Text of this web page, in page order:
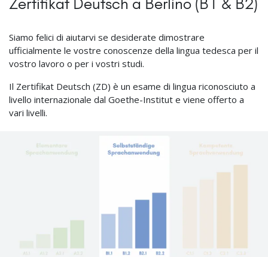
Zertifikat Deutsch a Berlino (B1 & B2)
Siamo felici di aiutarvi se desiderate dimostrare
ufficialmente le vostre conoscenze della lingua tedesca per il
vostro lavoro o per i vostri studi.
Il Zertifikat Deutsch (ZD) è un esame di lingua riconosciuto a
livello internazionale dal Goethe-Institut e viene offerto a
vari livelli.